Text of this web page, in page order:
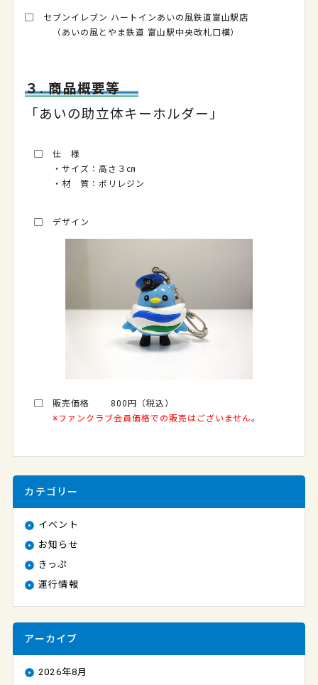
▢ セブンイレブン ハートインあいの風鉄道富山駅店
（あいの風とやま鉄道 富山駅中央改札口横）
３. 商品概要等
「あいの助立体キーホルダー」
▢ 仕 様
・サイズ：高さ３㎝
・材 質：ポリレジン
▢ デザイン
▢ 販売価格 800円（税込）
※ファンクラブ会員価格での販売はございません。
カテゴリー
イベント
お知らせ
きっぷ
運行情報
アーカイブ
2026年8月